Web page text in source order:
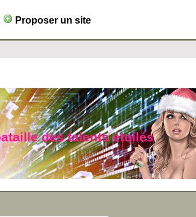
Proposer un site
des talents étoilés